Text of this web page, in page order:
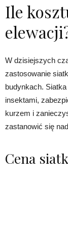
Ile
W dzisiejszych
zastosowanie
budynkach.
insektami,
kurzem i
zastanowić się
Cena